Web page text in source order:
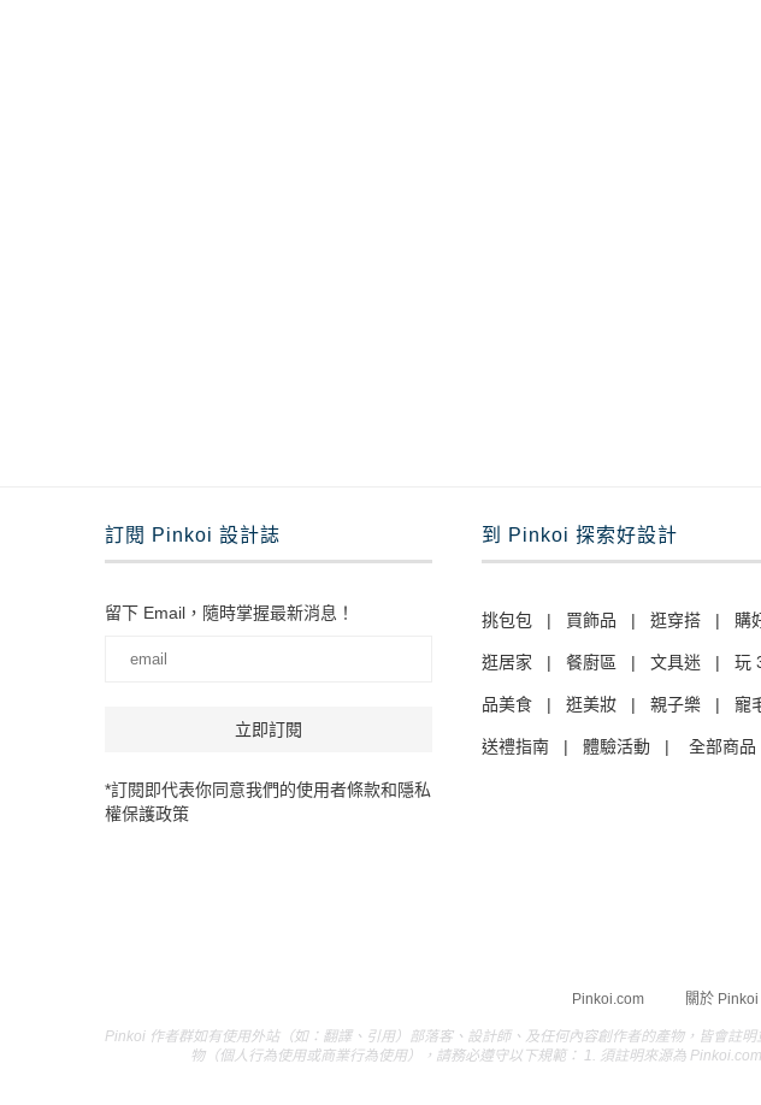
訂閱 Pinkoi 設計誌
留下 Email，隨時掌握最新消息！
*訂閱即代表你同意我們的使用者條款和隱私
權保護政策
到 Pinkoi 探索好設計
挑包包| 買飾品 | 逛穿搭| 購
逛居家 | 餐廚區 | 文具迷| 玩
品美食| 逛美妝| 親子樂| 寵
送禮指南| 體驗活動| 全部商品
Pinkoi.com 關於 Pinkoi
Pinkoi 作者群如有使用外站（如：翻譯、引用）部落客、設計師、及任何內容創作者的產物，皆會註
物（個人行為使用或商業行為使用），請務必遵守以下規範： 1. 須註明來源為